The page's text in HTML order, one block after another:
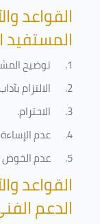
القواعد
المستفيد
1. توضيح
2.
الالتزام
3.
الاحترام.
4.
عدم الإساءة
5.
عدم الخوض
القواعد
الدعم